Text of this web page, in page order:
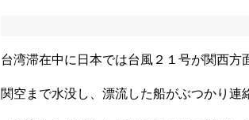
台湾滞在中に日本では台風２１号が関西方
関空まで水没し、漂流した船がぶつかり連